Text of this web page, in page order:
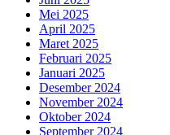
Mei 2025
April 2025
Maret 2025
Februari 2025
Januari 2025
Desember 2024
November 2024
Oktober 2024
September 2024